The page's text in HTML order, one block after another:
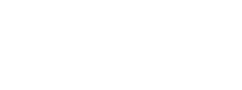
García como pieza fundamental en su elenco, había ganado la Liga